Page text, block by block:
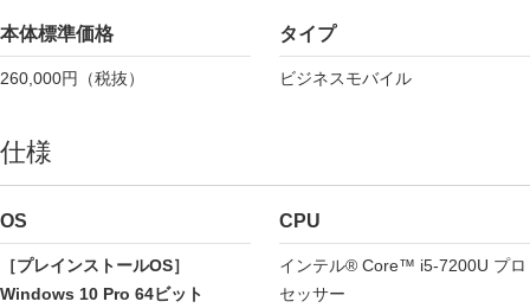
本体標準価格
260,000円（税抜）
タイプ
ビジネスモバイル
仕様
OS
［プレインストールOS］
Windows 10 Pro 64ビット
CPU
インテル® Core™ i5-7200U プロ
セッサー